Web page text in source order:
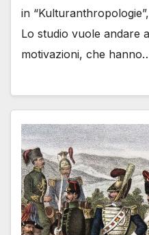
in
Lo studio vuole andare
motivazioni, che